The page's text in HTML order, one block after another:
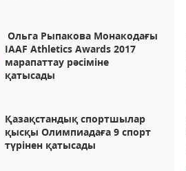
Ольга Рыпакова Монакодағы
IAAF Athletics Awards 2017
марапаттау рәсіміне
қатысады
Қазақстандық спортшылар
қысқы Олимпиадаға 9 спорт
түрінен қатысады